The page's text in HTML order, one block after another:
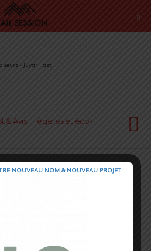
› Juyar Fast
& Avis ] : légères et éco-
NOUVEAU NOM & NOUVEAU PROJET